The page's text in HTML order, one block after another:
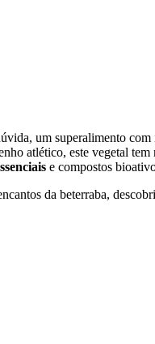
um superalimento
atlético, este vegetal
e compostos
da beterraba,